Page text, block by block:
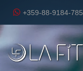
+359-88-9184-785